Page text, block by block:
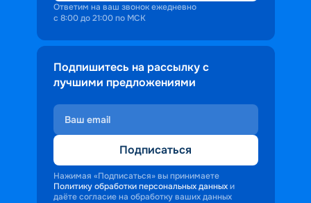
Ответим на ваш звонок ежедневно
с 8:00 до 21:00 по МСК
Подпишитесь на рассылку с
лучшими предложениями
Подписаться
Нажимая «Подписаться» вы принимаете
Политику обработки персональных данных и
даёте согласие на обработку ваших данных